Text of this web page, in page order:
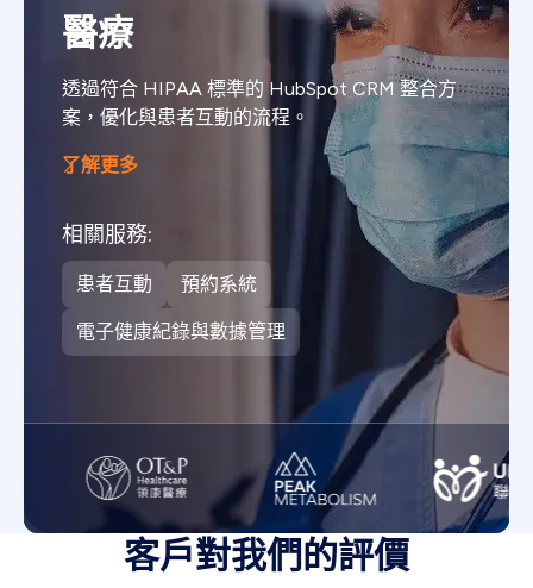
醫療
透過符合 HIPAA 標準的 HubSpot CRM 整合方
案，優化與患者互動的流程。
了解更多
相關服務:
患者互動 預約系統
電子健康紀錄與數據管理
客戶對我們的評價